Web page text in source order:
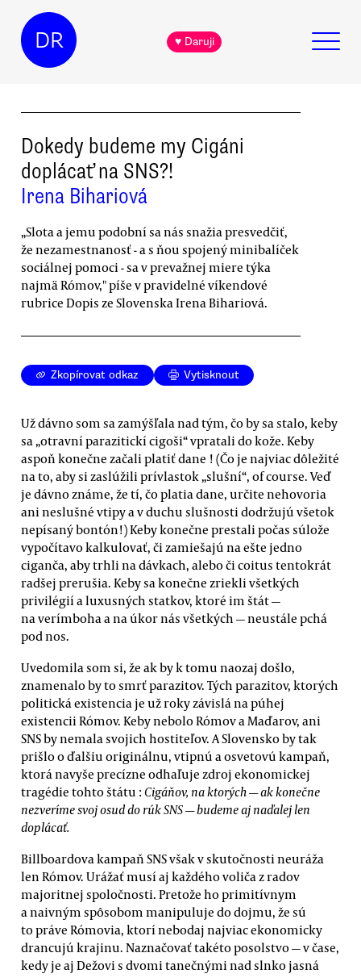
DR ♥ Daruji
Dokedy budeme my Cigáni
doplácať na SNS?!
Irena Bihariová
„Slota a jemu podobní sa nás snažia presvedčiť,
že nezamestnanosť - a s ňou spojený minibalíček
sociálnej pomoci - sa v prevažnej miere týka
najmä Rómov," píše v pravidelné víkendové
rubrice Dopis ze Slovenska Irena Bihariová.
Zkopírovat odkaz Vytisknout
Už dávno som sa zamýšľala nad tým, čo by sa stalo, keby
sa „otravní parazitickí cigoši“ vpratali do kože. Keby
aspoň konečne začali platiť dane ! (Čo je najviac dôležité
na to, aby si zaslúžili prívlastok „slušní“, of course. Veď
je dávno známe, že tí, čo platia dane, určite nehovoria
ani neslušné vtipy a v duchu slušnosti dodržujú všetok
nepísaný bontón!) Keby konečne prestali počas súlože
vypočítavo kalkulovať, či zamiešajú na ešte jedno
ciganča, aby trhli na dávkach, alebo či coitus tentokrát
radšej prerušia. Keby sa konečne zriekli všetkých
privilégií a luxusných statkov, ktoré im štát —
na verímboha a na úkor nás všetkých — neustále pchá
pod nos.
Uvedomila som si, že ak by k tomu naozaj došlo,
znamenalo by to smrť parazitov. Tých parazitov, ktorých
politická existencia je už roky závislá na púhej
existencii Rómov. Keby nebolo Rómov a Maďarov, ani
SNS by nemala svojich hostiteľov. A Slovensko by tak
prišlo o ďalšiu originálnu, vtipnú a osvetovú kampaň,
ktorá navyše precízne odhaľuje zdroj ekonomickej
tragédie tohto štátu : Cigáňov, na ktorých — ak konečne
nezveríme svoj osud do rúk SNS — budeme aj naďalej len
doplácať.
Billboardova kampaň SNS však v skutočnosti neuráža
len Rómov. Urážať musí aj každého voliča z radov
majoritnej spoločnosti. Pretože ho primitívnym
a naivným spôsobom manipuluje do dojmu, že sú
to práve Rómovia, ktorí nebodaj najviac ekonomicky
drancujú krajinu. Naznačovať takéto posolstvo — v čase,
kedy je aj Dežovi s dvomi tanečnými nad slnko jasná